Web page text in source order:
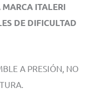
ITALERI
DE DIFICULTAD
A PRESIÓN, NO